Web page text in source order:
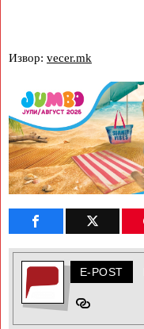
Извор: vecer.mk
E-POST